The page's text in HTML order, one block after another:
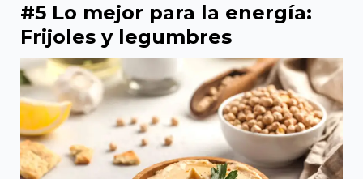
#5 Lo mejor para la energía:
Frijoles y legumbres